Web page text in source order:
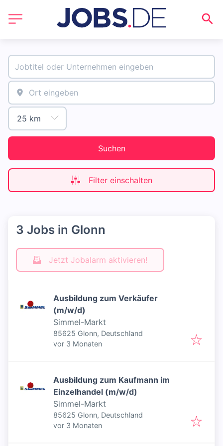
Suchen
Filter einschalten
3 Jobs in Glonn
Jetzt Jobalarm aktivieren!
Ausbildung zum Verkäufer
(m/w/d)
Simmel-Markt
85625 Glonn, Deutschland
Veröffentlicht:
vor 3 Monaten
Ausbildung zum Kaufmann im
Einzelhandel (m/w/d)
Simmel-Markt
85625 Glonn, Deutschland
Veröffentlicht:
vor 3 Monaten